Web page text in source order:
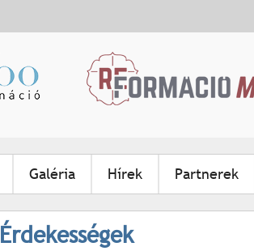
Galéria Hírek Partnerek
Érdekességek